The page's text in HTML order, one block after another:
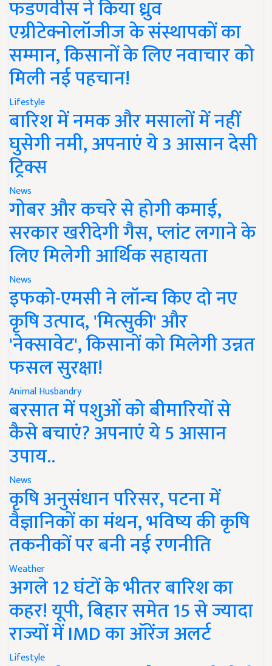
फडणवीस ने किया ध्रुव
एग्रीटेक्नोलॉजीज के संस्थापकों का
सम्मान, किसानों के लिए नवाचार को
मिली नई पहचान!
Lifestyle
बारिश में नमक और मसालों में नहीं
घुसेगी नमी, अपनाएं ये 3 आसान देसी
ट्रिक्स
News
गोबर और कचरे से होगी कमाई,
सरकार खरीदेगी गैस, प्लांट लगाने के
लिए मिलेगी आर्थिक सहायता
News
इफको-एमसी ने लॉन्च किए दो नए
कृषि उत्पाद, 'मित्सुकी' और
'नेक्सावेट', किसानों को मिलेगी उन्नत
फसल सुरक्षा!
Animal Husbandry
बरसात में पशुओं को बीमारियों से
कैसे बचाएं? अपनाएं ये 5 आसान
उपाय..
News
कृषि अनुसंधान परिसर, पटना में
वैज्ञानिकों का मंथन, भविष्य की कृषि
तकनीकों पर बनी नई रणनीति
Weather
अगले 12 घंटों के भीतर बारिश का
कहर! यूपी, बिहार समेत 15 से ज्यादा
राज्यों में IMD का ऑरेंज अलर्ट
Lifestyle